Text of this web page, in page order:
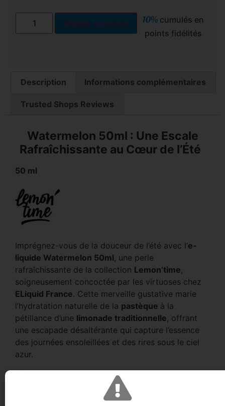
Ajouter au panier 10% cumulés en
points fidélités
Description Informations complémentaires
Trusted Shops Reviews
Watermelon 50ml : Une Escale
Rafraîchissante au Cœur de l’Été
50 ml
Imprégnez-vous de la douceur de l’été avec l’e-
liquide Watermelon 50ml, une perle
rafraîchissante de la collection Lemon’time,
soigneusement concoctée par les virtuoses chez
ELiquid France. Cette merveille gustative marie
l’hydratation naturelle de la pastèque à la
pétillance d’une limonade traditionnelle, offrant
une escapade désaltérante qui capture l’essence
des journées ensoleillées et des rires sous le ciel
azur.
Dès l’ouverture du flacon, laissez-vous transporter
par le parfum enivrant de lapastèque
coupée, où chaque bouffée est une plongée dans